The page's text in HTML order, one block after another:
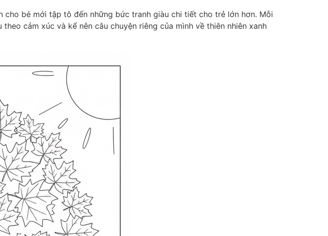
bé mới tập tô đến những bức tranh giàu chi tiết cho trẻ lớn hơn. Mỗi
cảm xúc và kể nên câu chuyện riêng của mình về thiên nhiên xanh